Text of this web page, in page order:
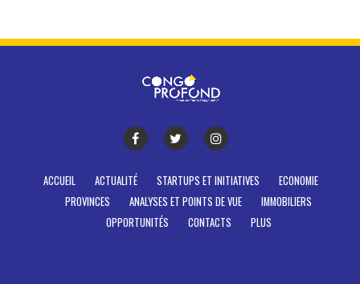
ACCUEIL ACTUALITÉ STARTUPS ET INITIATIVES
ECONOMIE
PROVINCES
ANALYSES ET POINTS DE VUE
IMMOBILIERS
OPPORTUNITÉS
CONTACTS PLUS